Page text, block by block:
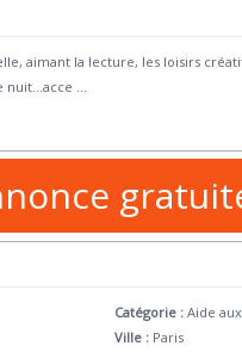
aimant la lecture, les loisirs
nuit...acce
Catégorie : Aide
Ville : Paris